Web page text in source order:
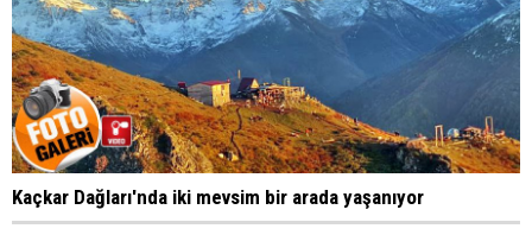
Kaçkar Dağları'nda iki mevsim bir arada yaşanıyor